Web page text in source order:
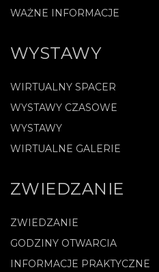
WAŻNE INFORMACJE
WYSTAWY
WIRTUALNY SPACER
WYSTAWY CZASOWE
WYSTAWY
WIRTUALNE GALERIE
ZWIEDZANIE
ZWIEDZANIE
GODZINY OTWARCIA
INFORMACJE PRAKTYCZNE